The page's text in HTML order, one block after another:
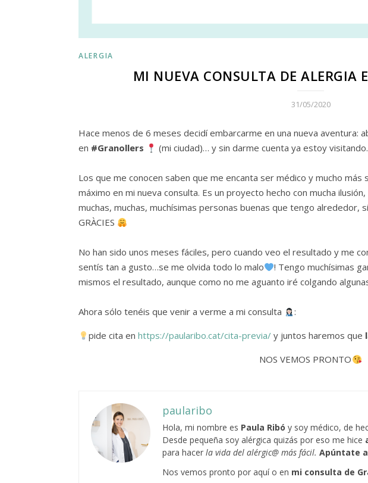
ALERGIA
MI NUEVA CONSULTA DE ALERGIA
31/05/2020
Hace menos de 6 meses decidí embarcarme en una nueva aventura:
en #Granollers (mi ciudad)… y sin darme cuenta ya estoy
Los que me conocen saben que me encanta ser médico y mucho
máximo en mi nueva consulta. Es un proyecto hecho con mucha
muchas, muchas, muchísimas personas buenas que tengo alrededor,
GRÀCIES
No han sido unos meses fáciles, pero cuando veo el resultado y me
sentís tan a gusto…se me olvida todo lo malo
! Tengo muchísimas
mismos el resultado, aunque como no me aguanto iré colgando
Ahora sólo tenéis que venir a verme a mi consulta
: ⁠
pide cita enhttps://paularibo.cat/cita-previa/ y juntos haremos que
NOS VEMOS PRONTO
paularibo
Hola, mi nombre es Paula Ribó y soy médico, de
Desde pequeña soy alérgica quizás por eso me hice
para hacer la vida del alérgic@ más fácil. Apúntate
Nos vemos pronto por aquí o en mi consulta de